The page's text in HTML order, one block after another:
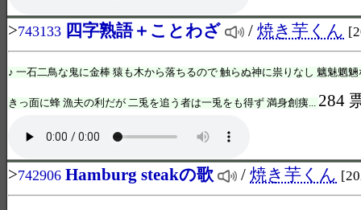
>743133 四字熟語＋ことわざ / 焼き芋くん
♪ 一石二鳥な鬼に金棒 猿も木から落ちるので 触らぬ神に祟りなし 魑魅魍
きっ面に蜂 漁夫の利だが 二兎を追う者は一兎をも得ず 満身創痍... 284
>742906 Hamburg steakの歌 / 焼き芋くん